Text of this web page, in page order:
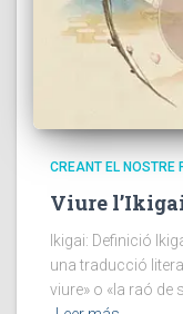
CREANT EL NOSTRE
Viure
Ikigai: Definició
una traducció
viure» o «la raó de